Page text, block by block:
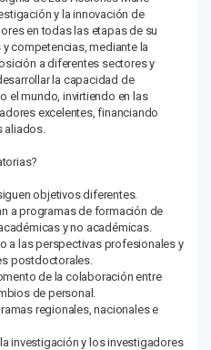
y la innovación de
en todas las etapas de su
competencias, mediante la
a diferentes sectores y
la capacidad de
el mundo, invirtiendo en las
excelentes, financiando
aliados.
objetivos diferentes.
a programas de formación de
y no académicas.
a las perspectivas profesionales y
postdoctorales.
de la colaboración entre
de personal.
regionales, nacionales e
investigación y los investigadores